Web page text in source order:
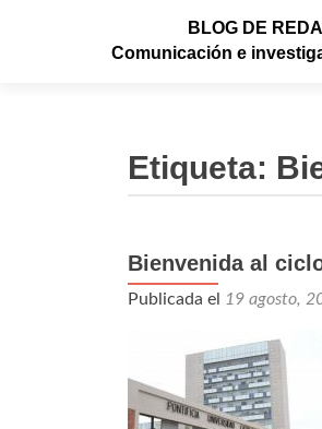
BLOG DE
Comunicación e
Etiqueta:
Bienvenida al
Publicada el 19 agosto,